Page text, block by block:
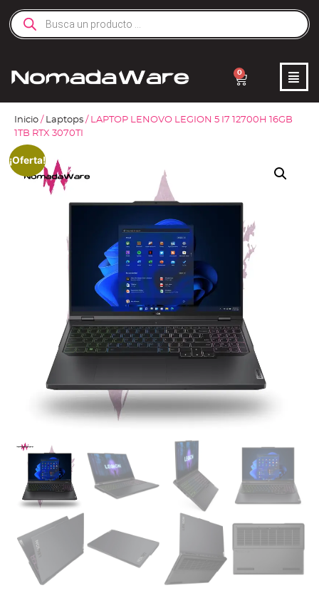
0
Inicio / Laptops / LAPTOP LENOVO LEGION 5 I7 12700H 16GB
1TB RTX 3070TI
¡Oferta!